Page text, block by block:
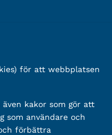
för att webbplatsen
kakor som gör att
som användare och
förbättra